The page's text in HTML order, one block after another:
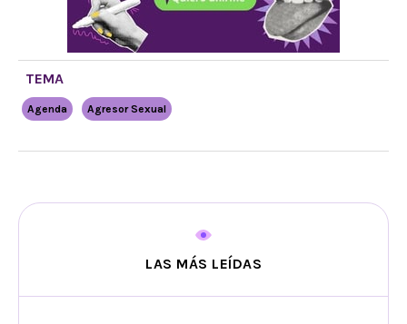
TEMA
Agenda Agresor Sexual
LAS MÁS LEÍDAS